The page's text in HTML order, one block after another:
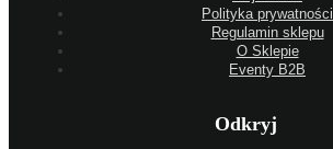
Polityka prywatności
Regulamin sklepu
O Sklepie
Eventy B2B
Odkryj